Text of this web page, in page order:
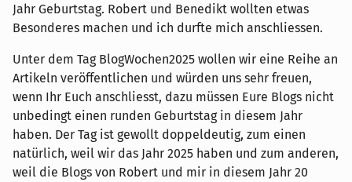
Jahr Geburtstag. Robert und Benedikt wollten etwas
Besonderes machen und ich durfte mich anschliessen.
Unter dem Tag BlogWochen2025 wollen wir eine Reihe an
Artikeln veröffentlichen und würden uns sehr freuen,
wenn Ihr Euch anschliesst, dazu müssen Eure Blogs nicht
unbedingt einen runden Geburtstag in diesem Jahr
haben. Der Tag ist gewollt doppeldeutig, zum einen
natürlich, weil wir das Jahr 2025 haben und zum anderen,
weil die Blogs von Robert und mir in diesem Jahr 20